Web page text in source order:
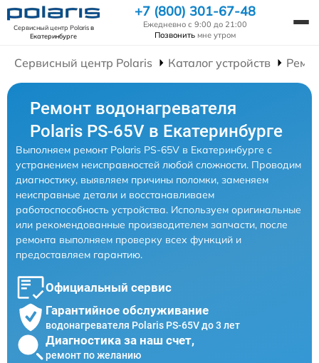
Сервисный центр Polarisв
Екатеринбурге
+7 (800) 301-67-48
Ежедневно с 9:00 до 21:00
Позвонить мне утром
Сервисный центр Polaris Каталог устройств
Ремонт водонагревателя
Polaris PS-65V в Екатеринбурге
Выполняем ремонт Polaris PS-65V в Екатеринбурге с
устранением неисправностей любой сложности. Проводим
диагностику, выявляем причины поломки, заменяем
неисправные детали и восстанавливаем
работоспособность устройства. Используем оригинальные
или рекомендованные производителем запчасти, после
ремонта выполняем проверку всех функций и
предоставляем гарантию.
Официальный сервис
Гарантийное обслуживание
водонагревателя Polaris PS-65V до 3 лет
Диагностика за наш счет,
ремонт по желанию